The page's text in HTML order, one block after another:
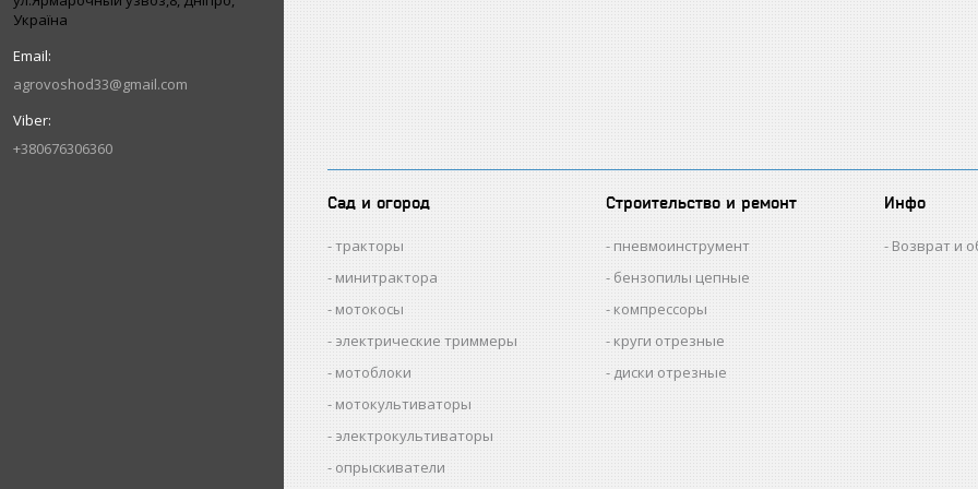
Україна
agrovoshod33@gmail.com
+380676306360
Сад и огород
тракторы
минитрактора
мотокосы
электрические триммеры
мотоблоки
мотокультиваторы
электрокультиваторы
опрыскиватели
Строительство и ремонт
пневмоинструмент
бензопилы цепные
компрессоры
круги отрезные
диски отрезные
Инфо
Возврат и